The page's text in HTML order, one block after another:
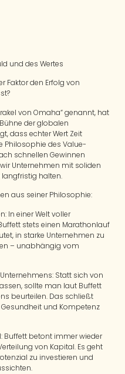
und des Wertes
Faktor den Erfolg von
von Omaha“ genannt, hat
der globalen
dass echter Wert Zeit
Philosophie des Value-
schnellen Gewinnen
Unternehmen mit soliden
halten.
aus seiner Philosophie:
In einer Welt voller
stets einen Marathonlauf
in starke Unternehmen zu
– unabhängig vom
Statt sich von
sollte man laut Buffett
beurteilen. Das schließt
und Kompetenz
Buffett betont immer wieder
von Kapital. Es geht
zu investieren und